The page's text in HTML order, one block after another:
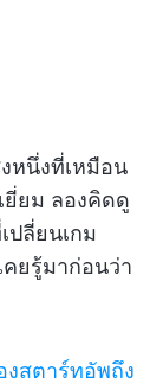
หนึ่งที่เหมือน
ยม ลองคิดดู
ลี่ยนเกม
ยรู้มาก่อนว่า
งสตาร์ทอัพถึง